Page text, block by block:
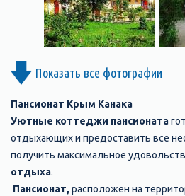
Показать все фотографии
Пансионат Крым Канака
Уютные коттеджи пансионата
отдыхающих и предоставить все
получить максимальное
отдыха.
Пансионат,расположен на